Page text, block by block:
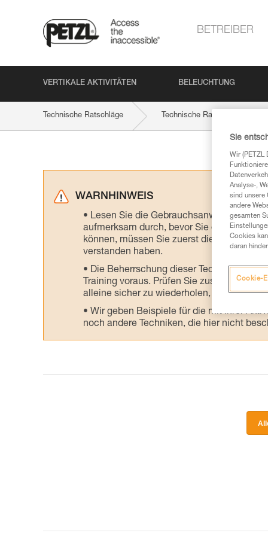
BETREIBER
VERTIKALE AKTIVITÄTEN BELEUCHTUNG
Technische Ratschläge Technische Ratschläge nach
WARNHINWEIS
Lesen Sie die Gebrauchsanweisungen
aufmerksam durch, bevor Sie diesen zu
können, müssen Sie zuerst die in der
verstanden haben.
Die Beherrschung dieser Techniken
Training voraus. Prüfen Sie zusammen mit
alleine sicher zu wiederholen, bevor Sie
Wir geben Beispiele für die mit Ihrer
noch andere Techniken, die hier nicht
Sie
Wir (PETZL
Analyse-,
sind unsere
andere
gesamten
Cookies
daran
Cookie-